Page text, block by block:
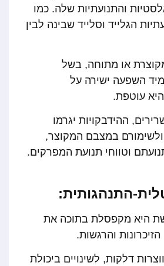
והתנועתיות שלה. כמו
הגלייד וסלייד שבינה לבין
או מתוחה, בשל
השפעה ישירה על
עוטפת.
ההידבקויות יגרמו
במצבם המקוצר,
וטווחי תנועת המפרקים.
התנהגותית:
היא מקפסלת בתוכה את
והרגשות.
דלקות, לשינויים ביכולת